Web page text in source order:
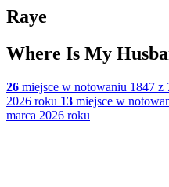
Raye
Where Is My
26 miejsce w notowaniu 1847 z
2026 roku 13 miejsce w
marca 2026 roku